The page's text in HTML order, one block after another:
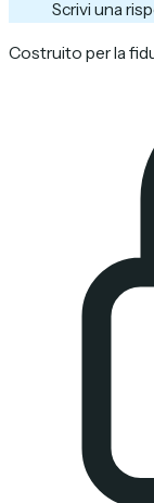
Scrivi una
Costruito per la